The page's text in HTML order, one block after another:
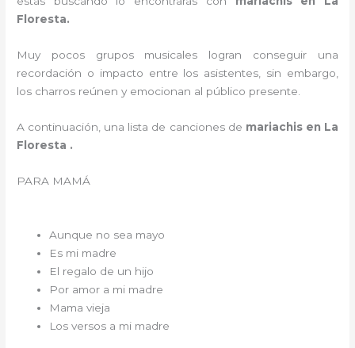
Floresta.
Muy pocos grupos musicales logran conseguir una
recordación o impacto entre los asistentes, sin embargo,
los charros reúnen y emocionan al público presente.
A continuación, una lista de canciones de mariachis en La
Floresta .
PARA MAMÁ
Aunque no sea mayo
Es mi madre
El regalo de un hijo
Por amor a mi madre
Mama vieja
Los versos a mi madre